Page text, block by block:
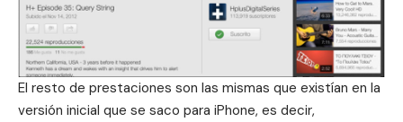
El resto de prestaciones son las mismas que existían en la
versión inicial que se saco para iPhone, es decir,